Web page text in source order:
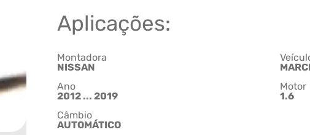
Aplicações:
Montadora
NISSAN
Ano
2012 ... 2019
Motor
1.6
Câmbio
AUTOMÁTICO